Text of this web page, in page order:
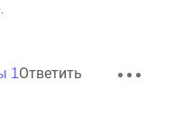
1Ответить